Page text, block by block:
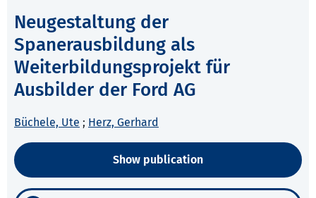
Neugestaltung der
Spanerausbildung als
Weiterbildungsprojekt für
Ausbilder der Ford AG
Büchele, Ute ; Herz, Gerhard
Show publication